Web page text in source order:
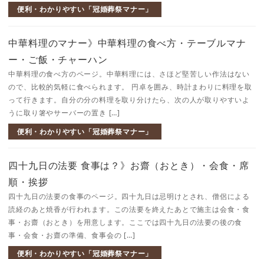
便利・わかりやすい「冠婚葬祭マナー」
中華料理のマナー》中華料理の食べ方・テーブルマナ
ー・ご飯・チャーハン
中華料理の食べ方のページ。中華料理には、さほど堅苦しい作法はない
ので、比較的気軽に食べられます。 円卓を囲み、時計まわりに料理を取
って行きます。自分の分の料理を取り分けたら、次の人が取りやすいよ
うに取り箸やサーバーの置き […]
便利・わかりやすい「冠婚葬祭マナー」
四十九日の法要 食事は？》お齋（おとき）・会食・席
順・挨拶
四十九日の法要の食事のページ。四十九日は忌明けとされ、僧侶による
読経のあと焼香が行われます。この法要を終えたあとで施主は会食・食
事・お齋（おとき）を用意します。ここでは四十九日の法要の後の食
事・会食・お齋の準備、食事会の […]
便利・わかりやすい「冠婚葬祭マナー」